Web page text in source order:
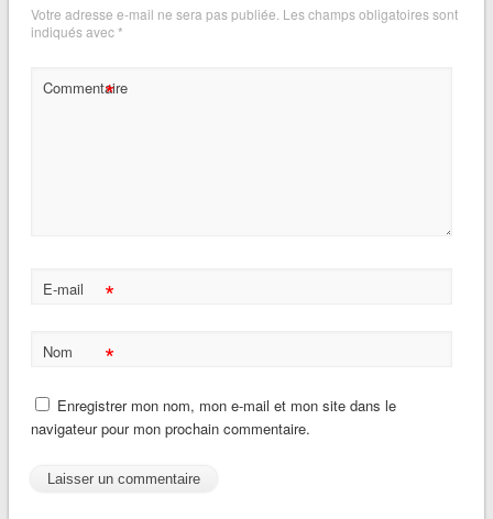
Votre adresse e-mail ne sera pas publiée. Les champs obligatoires sont
indiqués avec*
Commentaire
*
E-mail *
Nom *
Enregistrer mon nom, mon e-mail et mon site dans le
navigateur pour mon prochain commentaire.